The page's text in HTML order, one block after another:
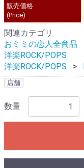
販売価格
(Price)
関連カテゴリ
おミミの恋人全商品
洋楽ROCK/POPS
洋楽ROCK/POPS
店舗
数量